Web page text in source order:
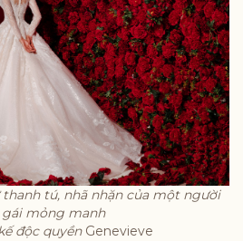
thanh tú, nhã nhặn của một người
gái mỏng manh
độc quyền Genevieve